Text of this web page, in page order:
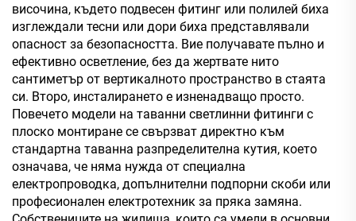
височина, където подвесен фитинг или полилей биха
изглеждали тесни или дори биха представлявали
опасност за безопасността. Вие получавате пълно и
ефективно осветление, без да жертвате нито
сантиметър от вертикалното пространство в стаята
си. Второ, инсталирането е изненадващо просто.
Повечето модели на таванни светлинни фитинги с
плоско монтиране се свързват директно към
стандартна таванна разпределителна кутия, което
означава, че няма нужда от специална
електропроводка, допълнителни подпорни скоби или
професионален електротехник за пряка замяна.